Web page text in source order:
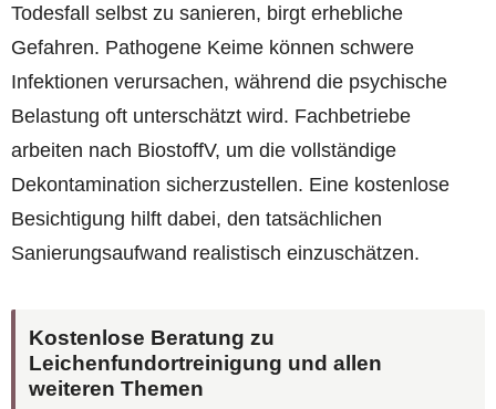
Todesfall selbst zu sanieren, birgt erhebliche
Gefahren. Pathogene Keime können schwere
Infektionen verursachen, während die psychische
Belastung oft unterschätzt wird. Fachbetriebe
arbeiten nach BiostoffV, um die vollständige
Dekontamination sicherzustellen. Eine kostenlose
Besichtigung hilft dabei, den tatsächlichen
Sanierungsaufwand realistisch einzuschätzen.
Kostenlose Beratung zu
Leichenfundortreinigung und allen
weiteren Themen